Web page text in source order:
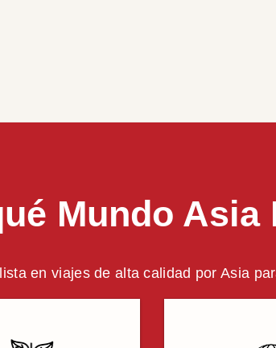
Mundo Asia
en viajes de alta calidad por Asia